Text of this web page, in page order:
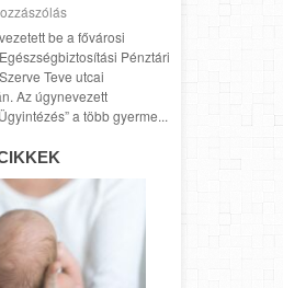
be a fővárosi
Pénztári
Teve utcai
Az úgynevezett
a több gyerme...